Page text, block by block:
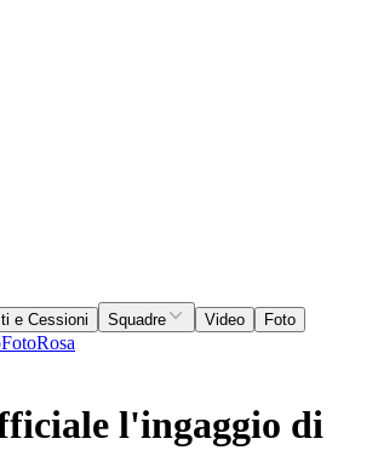
e Cessioni Squadre Video Foto
FotoRosa
l'ingaggio di